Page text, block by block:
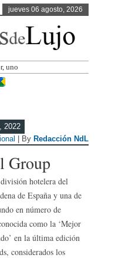
jueves 06 agosto, 2026
uno de los destinos con
2022
| By Redacción NdL
Group
hotelera del
de España y una de
en número de
como la ‘Mejor
en la última edición
considerados los